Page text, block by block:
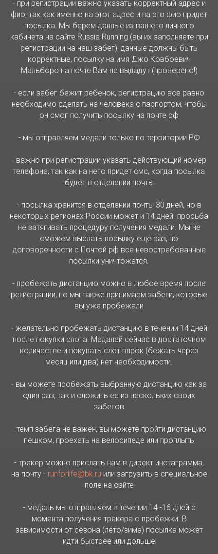
- при регистрации важно указать корректный адрес и
фио, так как именно на этот адрес и на это фио придет
посылка. Мы берем данные из вашего личного
кабинета на сайте Russia Running (вы их заполняете при
регистрации на наш забег), данные должны быть
корректные, посылку на имя Джо Ковбоевич
Мальборо на почте Вам не выдадут (проверено!)
- если забег бежит ребенок, регистрацию все равно
необходимо сделать на человека с паспортом, чтобы
он смог получить посылку на почте рф
- мы отправляем медали только по территории РФ
- важно при регистрации указать действующий номер
телефона, так как на него придет смс, когда посылка
будет в отделении почты
- посылка хранится в отделении почты 30 дней, но в
некоторых регионах России может и 14 дней. просьба
не затягивать процедуру получения медали. Мы не
сможем выслать посылку еще раз, по
договоренности с Почтой рф все невостребованные
посылки уничтожатся.
- пробежать дистанцию можно в любое время после
регистрации, но мы также принимаем забеги, которые
вы уже пробежали
- желательно пробежать дистанцию в течении 14 дней
после покупки слота. Медалей сейчас в достаточном
количестве и покупать слот впрок (бежать через
месяц или два) нет необходимости.
- вы можете пробежать выбранную дистанцию как за
один раз, так и сложить ее из нескольких своих
забегов
- темп забега не важен, вы можете пройти дистанцию
пешком, проехать на велосипеде или проплыть
- трекер можно прислать нам в директ инстаграмма,
на почту - runforlife@bk.ru или загрузить в специальное
поле на сайте
- медаль мы отправляем в течении 14 -16 дней с
момента получения трекера о пробежки. В
зависимости от сезона (лето/зима) посылка может
идти быстрее или дольше